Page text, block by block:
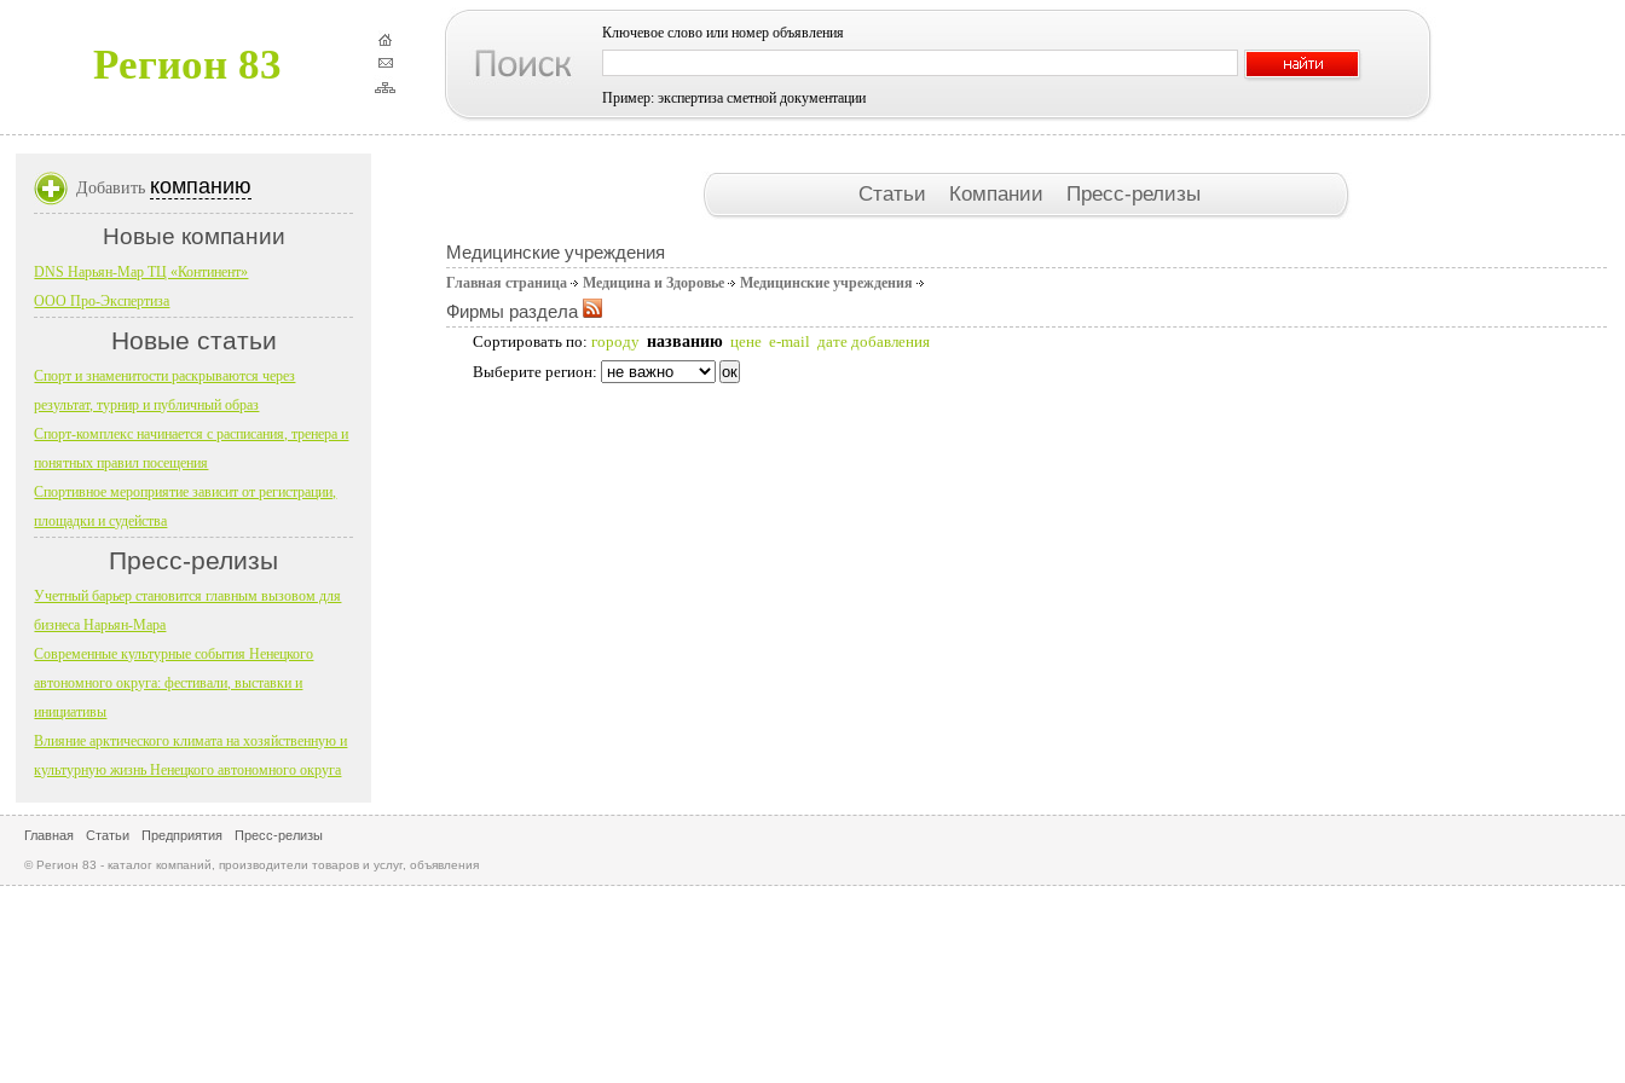
Регион 83
Ключевое слово или номер объявления
Пример: экспертиза сметной документации
Статьи Компании Пресс-релизы
Медицинские учреждения
Главная страница Медицина и Здоровье Медицинские учреждения
Фирмы раздела
Сортировать по: городу названию цене e-mail дате добавления
Выберите регион:
Добавить компанию
Новые компании
DNS Нарьян-Мар ТЦ «Континент»
ООО Про-Экспертиза
Новые статьи
Спорт и знаменитости раскрываются через
результат, турнир и публичный образ
Спорт-комплекс начинается с расписания, тренера и
понятных правил посещения
Спортивное мероприятие зависит от регистрации,
площадки и судейства
Пресс-релизы
Учетный барьер становится главным вызовом для
бизнеса Нарьян-Мара
Современные культурные события Ненецкого
автономного округа: фестивали, выставки и
инициативы
Влияние арктического климата на хозяйственную и
культурную жизнь Ненецкого автономного округа
Главная Статьи Предприятия Пресс-релизы
© Регион 83 - каталог компаний, производители товаров и услуг, объявления